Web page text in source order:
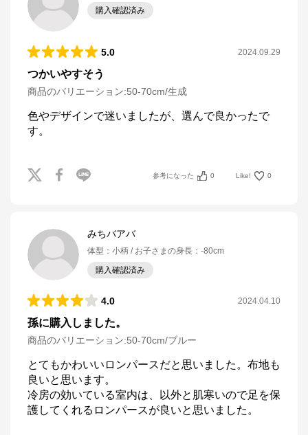
購入確認済み
5.0 2024.09.29
つかいやすそう
商品のバリエーション:50-70cm/生成
色やデザインで迷いましたが、選んで良かったで
す。
参考になった 0 Like! 0
みちバアバ
体型 ： 小柄 お子さまの身長 ： -80cm
購入確認済み
4.0 2024.04.10
孫に購入しました。
商品のバリエーション:50-70cm/ブルー
とてもかわいいロンパースだと思いました。布地も
良いと思います。
冷房の効いている室内は、以外と肌寒いので足を保
護してくれるロンパースが良いと思いました。